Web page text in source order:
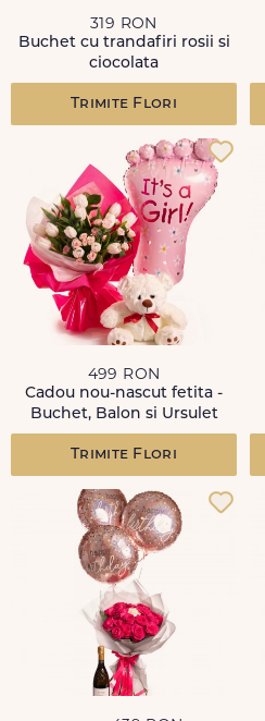
319 RON
Buchet cu trandafiri rosii si
ciocolata
Trimite Flori
499 RON
Cadou nou-nascut fetita -
Buchet, Balon si Ursulet
Trimite Flori